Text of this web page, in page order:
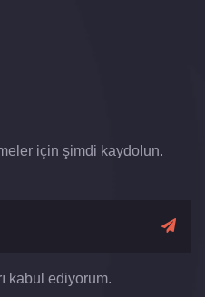
için şimdi kaydolun.
kabul ediyorum.